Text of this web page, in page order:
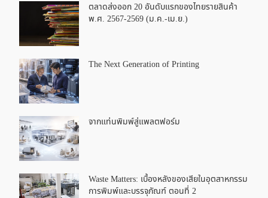
ตลาดส่งออก 20 อันดับแรกของไทยรายสินค้า
พ.ศ. 2567-2569 (ม.ค.-เม.ย.)
The Next Generation of Printing
จากแท่นพิมพ์สู่แพลตฟอร์ม
Waste Matters: เบื้องหลังของเสียในอุตสาหกรรม
การพิมพ์และบรรจุภัณฑ์ ตอนที่ 2